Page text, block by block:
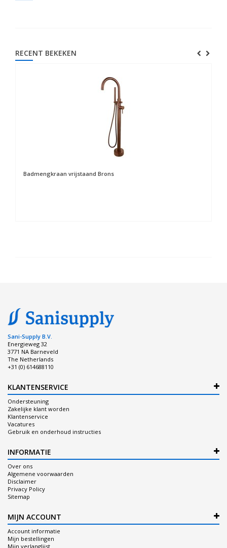
RECENT BEKEKEN
Badmengkraan vrijstaand Brons
Sani-Supply B.V.
Energieweg 32
3771 NA Barneveld
The Netherlands
+31 (0) 614688110
KLANTENSERVICE
Ondersteuning
Zakelijke klant worden
Klantenservice
Vacatures
Gebruik en onderhoud instructies
INFORMATIE
Over ons
Algemene voorwaarden
Disclaimer
Privacy Policy
Sitemap
MIJN ACCOUNT
Account informatie
Mijn bestellingen
Mijn verlanglijst